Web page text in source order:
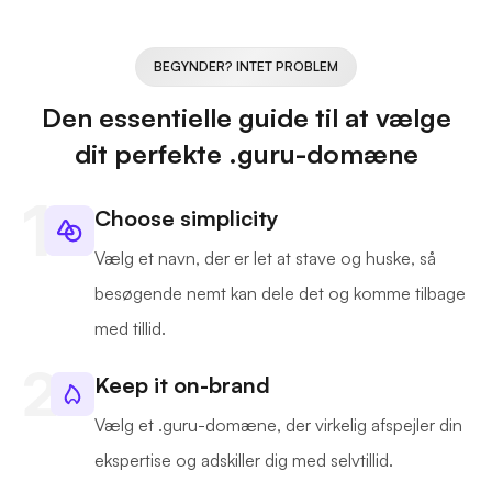
BEGYNDER? INTET PROBLEM
Den essentielle guide til at vælge
dit perfekte .guru-domæne
Choose simplicity
Vælg et navn, der er let at stave og huske, så
besøgende nemt kan dele det og komme tilbage
med tillid.
Keep it on-brand
Vælg et .guru-domæne, der virkelig afspejler din
ekspertise og adskiller dig med selvtillid.